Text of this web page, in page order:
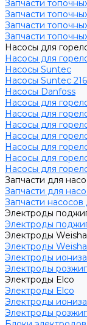
Запчасти
Запчасти
Запчасти
Запчасти
Насосы для
Насосы для
Насосы Suntec
Насосы Suntec
Насосы Danfoss
Насосы для
Насосы для
Насосы для
Насосы для
Насосы для
Насосы для
Насосы для
Запчасти для
Запчасти для
Запчасти
Электроды
Электроды
Электроды
Электроды
Электроды
Электроды
Электроды Elco
Электроды Elco
Электроды
Электроды